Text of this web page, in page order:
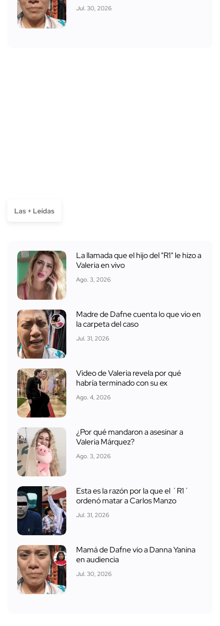
Jul. 30, 2026
Las + Leídas
La llamada que el hijo del "R1" le hizo a
Valeria en vivo
Ago. 3, 2026
Madre de Dafne cuenta lo que vio en
la carpeta del caso
Jul. 31, 2026
Video de Valeria revela por qué
habría terminado con su ex
Ago. 4, 2026
¿Por qué mandaron a asesinar a
Valeria Márquez?
Ago. 3, 2026
Esta es la razón por la que el ´R1´
ordenó matar a Carlos Manzo
Jul. 31, 2026
Mamá de Dafne vio a Danna Yanina
en audiencia
Jul. 30, 2026